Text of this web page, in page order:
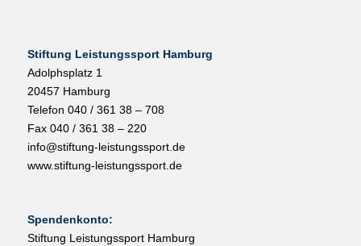
Stiftung Leistungssport Hamburg
Adolphsplatz 1
20457 Hamburg
Telefon 040 / 361 38 – 708
Fax 040 / 361 38 – 220
info@stiftung-leistungssport.de
www.stiftung-leistungssport.de
Spendenkonto:
Stiftung Leistungssport Hamburg